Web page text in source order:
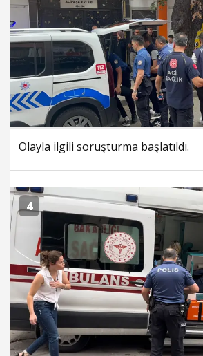
Olayla ilgili soruşturma başlatıldı.
4